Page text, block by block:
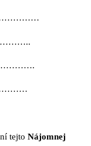
tejto Nájomnej